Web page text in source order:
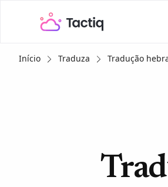
Início Traduza Tradução